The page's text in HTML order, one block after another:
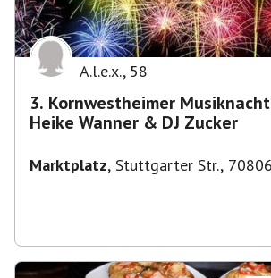
A.l.e.x., 58
3. Kornwestheimer
Heike Wanner & DJ Zucker
Marktplatz, Stuttgarter Str., 70806